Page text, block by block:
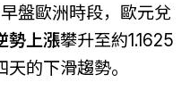
盤歐洲時段，歐元兌
勢上漲攀升至約1.1625
的下滑趨勢。